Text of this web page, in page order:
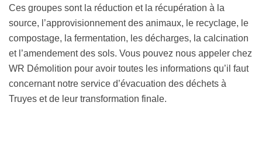
Ces groupes sont la réduction et la récupération à la
source, l’approvisionnement des animaux, le recyclage, le
compostage, la fermentation, les décharges, la calcination
et l’amendement des sols. Vous pouvez nous appeler chez
WR Démolition pour avoir toutes les informations qu’il faut
concernant notre service d’évacuation des déchets à
Truyes et de leur transformation finale.